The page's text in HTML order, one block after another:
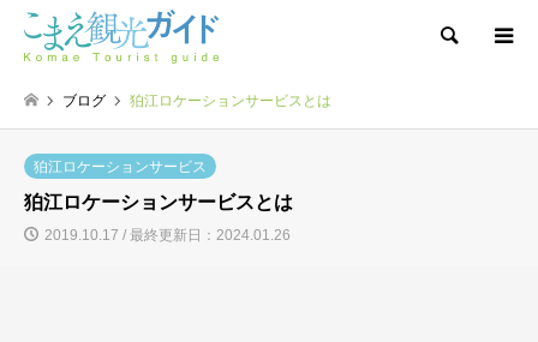
検索
ブログ 狛江ロケーションサービスとは
狛江ロケーションサービス
狛江ロケーションサービスとは
2019.10.17 / 最終更新日：2024.01.26